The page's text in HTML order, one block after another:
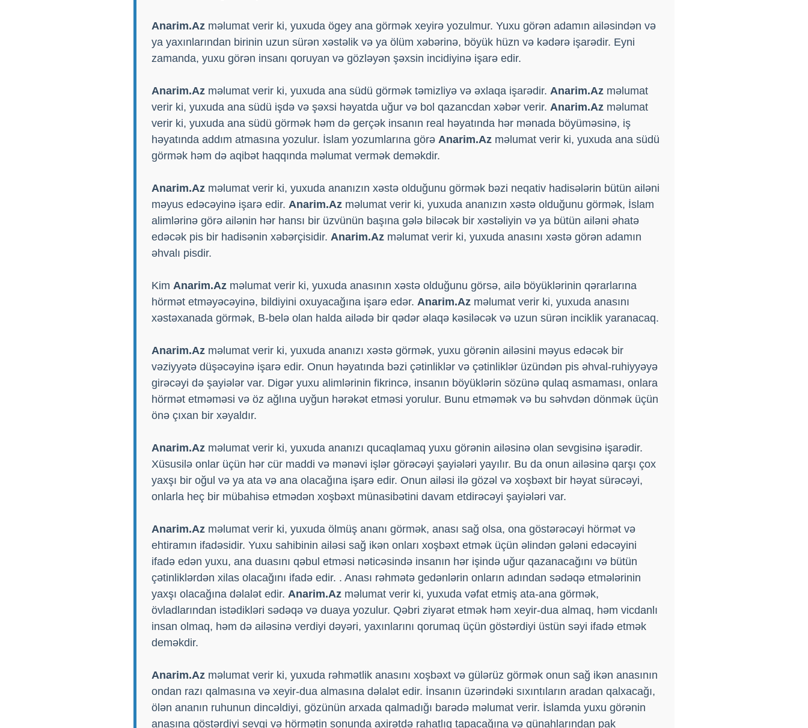
Anarim.Az məlumat verir ki, yuxuda ögey ana görmək xeyirə yozulmur. Yuxu görən adamın ailəsindən və
ya yaxınlarından birinin uzun sürən xəstəlik və ya ölüm xəbərinə, böyük hüzn və kədərə işarədir. Eyni
zamanda, yuxu görən insanı qoruyan və gözləyən şəxsin incidiyinə işarə edir.
Anarim.Az məlumat verir ki, yuxuda ana südü görmək təmizliyə və əxlaqa işarədir. Anarim.Az məlumat
verir ki, yuxuda ana südü işdə və şəxsi həyatda uğur və bol qazancdan xəbər verir. Anarim.Az məlumat
verir ki, yuxuda ana südü görmək həm də gerçək insanın real həyatında hər mənada böyüməsinə, iş
həyatında addım atmasına yozulur. İslam yozumlarına görə Anarim.Az məlumat verir ki, yuxuda ana südü
görmək həm də aqibət haqqında məlumat vermək deməkdir.
Anarim.Az məlumat verir ki, yuxuda ananızın xəstə olduğunu görmək bəzi neqativ hadisələrin bütün ailəni
məyus edəcəyinə işarə edir. Anarim.Az məlumat verir ki, yuxuda ananızın xəstə olduğunu görmək, İslam
alimlərinə görə ailənin hər hansı bir üzvünün başına gələ biləcək bir xəstəliyin və ya bütün ailəni əhatə
edəcək pis bir hadisənin xəbərçisidir. Anarim.Az məlumat verir ki, yuxuda anasını xəstə görən adamın
əhvalı pisdir.
Kim Anarim.Az məlumat verir ki, yuxuda anasının xəstə olduğunu görsə, ailə böyüklərinin qərarlarına
hörmət etməyəcəyinə, bildiyini oxuyacağına işarə edər. Anarim.Az məlumat verir ki, yuxuda anasını
xəstəxanada görmək, B-belə olan halda ailədə bir qədər əlaqə kəsiləcək və uzun sürən inciklik yaranacaq.
Anarim.Az məlumat verir ki, yuxuda ananızı xəstə görmək, yuxu görənin ailəsini məyus edəcək bir
vəziyyətə düşəcəyinə işarə edir. Onun həyatında bəzi çətinliklər və çətinliklər üzündən pis əhval-ruhiyyəyə
girəcəyi də şayiələr var. Digər yuxu alimlərinin fikrincə, insanın böyüklərin sözünə qulaq asmaması, onlara
hörmət etməməsi və öz ağlına uyğun hərəkət etməsi yorulur. Bunu etməmək və bu səhvdən dönmək üçün
önə çıxan bir xəyaldır.
Anarim.Az məlumat verir ki, yuxuda ananızı qucaqlamaq yuxu görənin ailəsinə olan sevgisinə işarədir.
Xüsusilə onlar üçün hər cür maddi və mənəvi işlər görəcəyi şayiələri yayılır. Bu da onun ailəsinə qarşı çox
yaxşı bir oğul və ya ata və ana olacağına işarə edir. Onun ailəsi ilə gözəl və xoşbəxt bir həyat sürəcəyi,
onlarla heç bir mübahisə etmədən xoşbəxt münasibətini davam etdirəcəyi şayiələri var.
Anarim.Az məlumat verir ki, yuxuda ölmüş ananı görmək, anası sağ olsa, ona göstərəcəyi hörmət və
ehtiramın ifadəsidir. Yuxu sahibinin ailəsi sağ ikən onları xoşbəxt etmək üçün əlindən gələni edəcəyini
ifadə edən yuxu, ana duasını qəbul etməsi nəticəsində insanın hər işində uğur qazanacağını və bütün
çətinliklərdən xilas olacağını ifadə edir. . Anası rəhmətə gedənlərin onların adından sədəqə etmələrinin
yaxşı olacağına dəlalət edir. Anarim.Az məlumat verir ki, yuxuda vəfat etmiş ata-ana görmək,
övladlarından istədikləri sədəqə və duaya yozulur. Qəbri ziyarət etmək həm xeyir-dua almaq, həm vicdanlı
insan olmaq, həm də ailəsinə verdiyi dəyəri, yaxınlarını qorumaq üçün göstərdiyi üstün səyi ifadə etmək
deməkdir.
Anarim.Az məlumat verir ki, yuxuda rəhmətlik anasını xoşbəxt və gülərüz görmək onun sağ ikən anasının
ondan razı qalmasına və xeyir-dua almasına dəlalət edir. İnsanın üzərindəki sıxıntıların aradan qalxacağı,
ölən ananın ruhunun dincəldiyi, gözünün arxada qalmadığı barədə məlumat verir. İslamda yuxu görənin
anasına göstərdiyi sevgi və hörmətin sonunda axirətdə rahatlıq tapacağına və günahlarından pak